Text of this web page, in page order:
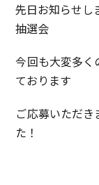
テ
ゴ
リ
開
先日お知らせし
抽選会
今回も大変多く
ております
ご応募いただ
た！